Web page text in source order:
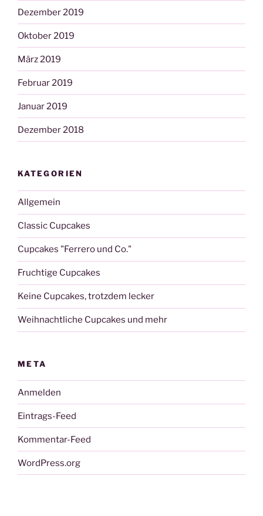
Dezember 2019
Oktober 2019
März 2019
Februar 2019
Januar 2019
Dezember 2018
KATEGORIEN
Allgemein
Classic Cupcakes
Cupcakes "Ferrero und Co."
Fruchtige Cupcakes
Keine Cupcakes, trotzdem lecker
Weihnachtliche Cupcakes und mehr
META
Anmelden
Eintrags-Feed
Kommentar-Feed
WordPress.org